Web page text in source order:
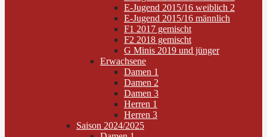
E-Jugend 2015/16 weiblich 2
E-Jugend 2015/16 männlich
F1 2017 gemischt
F2 2018 gemischt
G Minis 2019 und jünger
Erwachsene
Damen 1
Damen 2
Damen 3
Herren 1
Herren 3
Saison 2024/2025